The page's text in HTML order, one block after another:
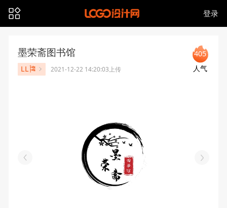
登录
墨荣斋图书馆
LL🎏 2021-12-22 14:20:03上传
405
人气